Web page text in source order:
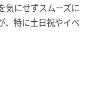
気にせずスムーズに
、特に土日祝やイベ